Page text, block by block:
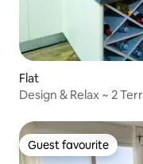
Flat
Design & Relax ~ 2
Guest favourite
Guest favourite